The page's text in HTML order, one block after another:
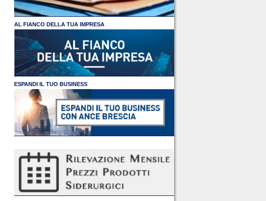
AL FIANCO DELLA TUA IMPRESA
ESPANDI IL TUO BUSINESS